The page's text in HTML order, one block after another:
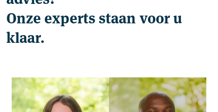
Onze experts staan voor u
klaar.